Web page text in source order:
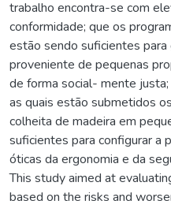
trabalho encontra-se com
conformidade; que os
estão sendo suficientes para
proveniente de pequenas
de forma social- mente
as quais estão submetidos
colheita de madeira em
suficientes para configurar a
óticas da ergonomia e da
This study aimed at
based on the risks and